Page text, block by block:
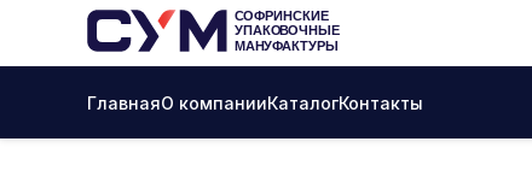
ГлавнаяО компанииКаталогКонтакты